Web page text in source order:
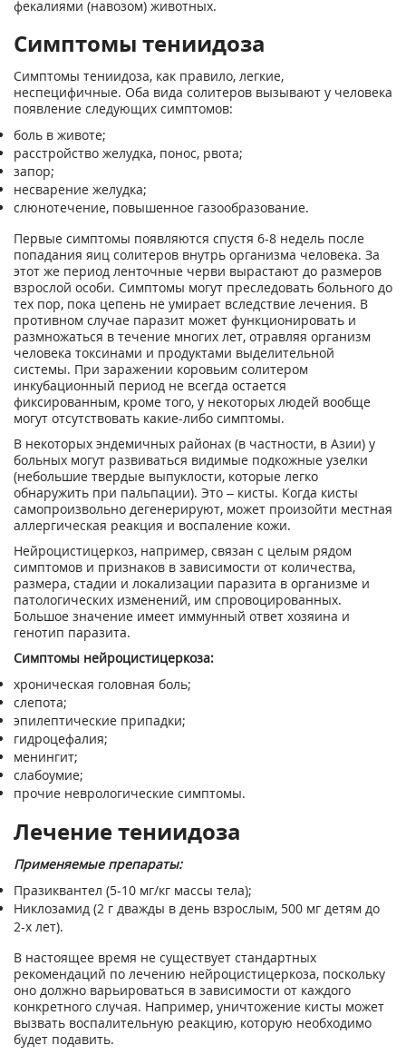
фекалиями (навозом) животных.
Симптомы тениидоза
Симптомы тениидоза, как правило, легкие,
неспецифичные. Оба вида солитеров вызывают у человека
появление следующих симптомов:
боль в животе;
расстройство желудка, понос, рвота;
запор;
несварение желудка;
слюнотечение, повышенное газообразование.
Первые симптомы появляются спустя 6-8 недель после
попадания яиц солитеров внутрь организма человека. За
этот же период ленточные черви вырастают до размеров
взрослой особи. Симптомы могут преследовать больного до
тех пор, пока цепень не умирает вследствие лечения. В
противном случае паразит может функционировать и
размножаться в течение многих лет, отравляя организм
человека токсинами и продуктами выделительной
системы. При заражении коровьим солитером
инкубационный период не всегда остается
фиксированным, кроме того, у некоторых людей вообще
могут отсутствовать какие-либо симптомы.
В некоторых эндемичных районах (в частности, в Азии) у
больных могут развиваться видимые подкожные узелки
(небольшие твердые выпуклости, которые легко
обнаружить при пальпации). Это – кисты. Когда кисты
самопроизвольно дегенерируют, может произойти местная
аллергическая реакция и воспаление кожи.
Нейроцистицеркоз, например, связан с целым рядом
симптомов и признаков в зависимости от количества,
размера, стадии и локализации паразита в организме и
патологических изменений, им спровоцированных.
Большое значение имеет иммунный ответ хозяина и
генотип паразита.
Симптомы нейроцистицеркоза:
хроническая головная боль;
слепота;
эпилептические припадки;
гидроцефалия;
менингит;
слабоумие;
прочие неврологические симптомы.
Лечение тениидоза
Применяемые препараты:
Празиквантел (5-10 мг/кг массы тела);
Никлозамид (2 г дважды в день взрослым, 500 мг детям до
2-х лет).
В настоящее время не существует стандартных
рекомендаций по лечению нейроцистицеркоза, поскольку
оно должно варьироваться в зависимости от каждого
конкретного случая. Например, уничтожение кисты может
вызвать воспалительную реакцию, которую необходимо
будет подавить.